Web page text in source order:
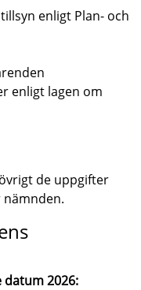
enligt Plan- och
enligt lagen om
de uppgifter
2026: